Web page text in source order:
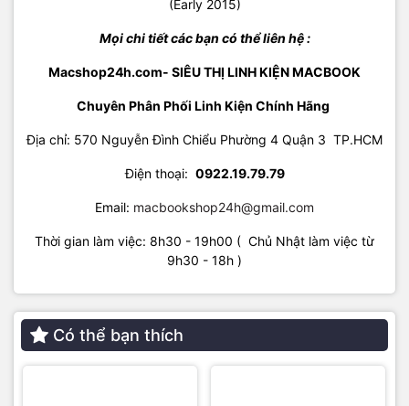
Mọi chi tiết các bạn có thể liên hệ :
Macshop24h.com- SIÊU THỊ LINH KIỆN MACBOOK
Chuyên Phân Phối Linh Kiện Chính Hãng
Địa chỉ: 570 Nguyễn Đình Chiểu Phường 4 Quận 3 TP.HCM
Điện thoại: 0922.19.79.79
Email: macbookshop24h@gmail.com
Thời gian làm việc: 8h30 - 19h00 ( Chủ Nhật làm việc từ
9h30 - 18h )
Có thể bạn thích